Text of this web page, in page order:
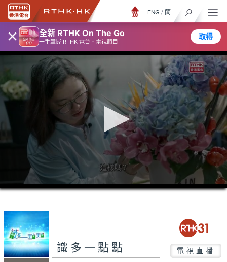
× 全新 RTHK On The Go
一手掌握 RTHK 電台、電視節目
取得
ENG / 簡
seconds
minutes,
seconds
識多一點點 電視直播